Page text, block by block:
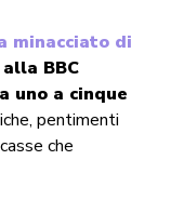
minacciato di
alla BBC
uno a cinque
pentimenti
che